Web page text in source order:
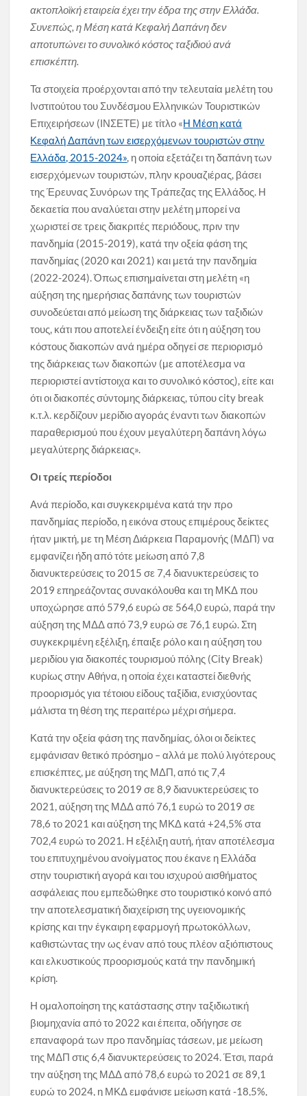
ακτοπλοϊκή εταιρεία έχει την έδρα της στην Ελλάδα.
Συνεπώς, η Μέση κατά Κεφαλή Δαπάνη δεν
αποτυπώνει το συνολικό κόστος ταξιδιού ανά
επισκέπτη.
Τα στοιχεία προέρχονται από την τελευταία μελέτη του
Ινστιτούτου του Συνδέσμου Ελληνικών Τουριστικών
Επιχειρήσεων (ΙΝΣΕΤΕ) με τίτλο «Η Μέση κατά
Κεφαλή Δαπάνη των εισερχόμενων τουριστών στην
Ελλάδα, 2015-2024», η οποία εξετάζει τη δαπάνη των
εισερχόμενων τουριστών, πλην κρουαζιέρας, βάσει
της Έρευνας Συνόρων της Τράπεζας της Ελλάδος. Η
δεκαετία που αναλύεται στην μελέτη μπορεί να
χωριστεί σε τρεις διακριτές περιόδους, πριν την
πανδημία (2015-2019), κατά την οξεία φάση της
πανδημίας (2020 και 2021) και μετά την πανδημία
(2022-2024). Όπως επισημαίνεται στη μελέτη «η
αύξηση της ημερήσιας δαπάνης των τουριστών
συνοδεύεται από μείωση της διάρκειας των ταξιδιών
τους, κάτι που αποτελεί ένδειξη είτε ότι η αύξηση του
κόστους διακοπών ανά ημέρα οδηγεί σε περιορισμό
της διάρκειας των διακοπών (με αποτέλεσμα να
περιοριστεί αντίστοιχα και το συνολικό κόστος), είτε και
ότι οι διακοπές σύντομης διάρκειας, τύπου city break
κ.τ.λ. κερδίζουν μερίδιο αγοράς έναντι των διακοπών
παραθερισμού που έχουν μεγαλύτερη δαπάνη λόγω
μεγαλύτερης διάρκειας».
Οι τρείς περίοδοι
Ανά περίοδο, και συγκεκριμένα κατά την προ
πανδημίας περίοδο, η εικόνα στους επιμέρους δείκτες
ήταν μικτή, με τη Μέση Διάρκεια Παραμονής (ΜΔΠ) να
εμφανίζει ήδη από τότε μείωση από 7,8
διανυκτερεύσεις το 2015 σε 7,4 διανυκτερεύσεις το
2019 επηρεάζοντας συνακόλουθα και τη ΜΚΔ που
υποχώρησε από 579,6 ευρώ σε 564,0 ευρώ, παρά την
αύξηση της ΜΔΔ από 73,9 ευρώ σε 76,1 ευρώ. Στη
συγκεκριμένη εξέλιξη, έπαιξε ρόλο και η αύξηση του
μεριδίου για διακοπές τουρισμού πόλης (City Break)
κυρίως στην Αθήνα, η οποία έχει καταστεί διεθνής
προορισμός για τέτοιου είδους ταξίδια, ενισχύοντας
μάλιστα τη θέση της περαιτέρω μέχρι σήμερα.
Κατά την οξεία φάση της πανδημίας, όλοι οι δείκτες
εμφάνισαν θετικό πρόσημο – αλλά με πολύ λιγότερους
επισκέπτες, με αύξηση της ΜΔΠ, από τις 7,4
διανυκτερεύσεις το 2019 σε 8,9 διανυκτερεύσεις το
2021, αύξηση της ΜΔΔ από 76,1 ευρώ το 2019 σε
78,6 το 2021 και αύξηση της ΜΚΔ κατά +24,5% στα
702,4 ευρώ το 2021. Η εξέλιξη αυτή, ήταν αποτέλεσμα
του επιτυχημένου ανοίγματος που έκανε η Ελλάδα
στην τουριστική αγορά και του ισχυρού αισθήματος
ασφάλειας που εμπεδώθηκε στο τουριστικό κοινό από
την αποτελεσματική διαχείριση της υγειονομικής
κρίσης και την έγκαιρη εφαρμογή πρωτοκόλλων,
καθιστώντας την ως έναν από τους πλέον αξιόπιστους
και ελκυστικούς προορισμούς κατά την πανδημική
κρίση.
Η ομαλοποίηση της κατάστασης στην ταξιδιωτική
βιομηχανία από το 2022 και έπειτα, οδήγησε σε
επαναφορά των προ πανδημίας τάσεων, με μείωση
της ΜΔΠ στις 6,4 διανυκτερεύσεις το 2024. Έτσι, παρά
την αύξηση της ΜΔΔ από 78,6 ευρώ το 2021 σε 89,1
ευρώ το 2024, η ΜΚΔ εμφάνισε μείωση κατά -18,5%,